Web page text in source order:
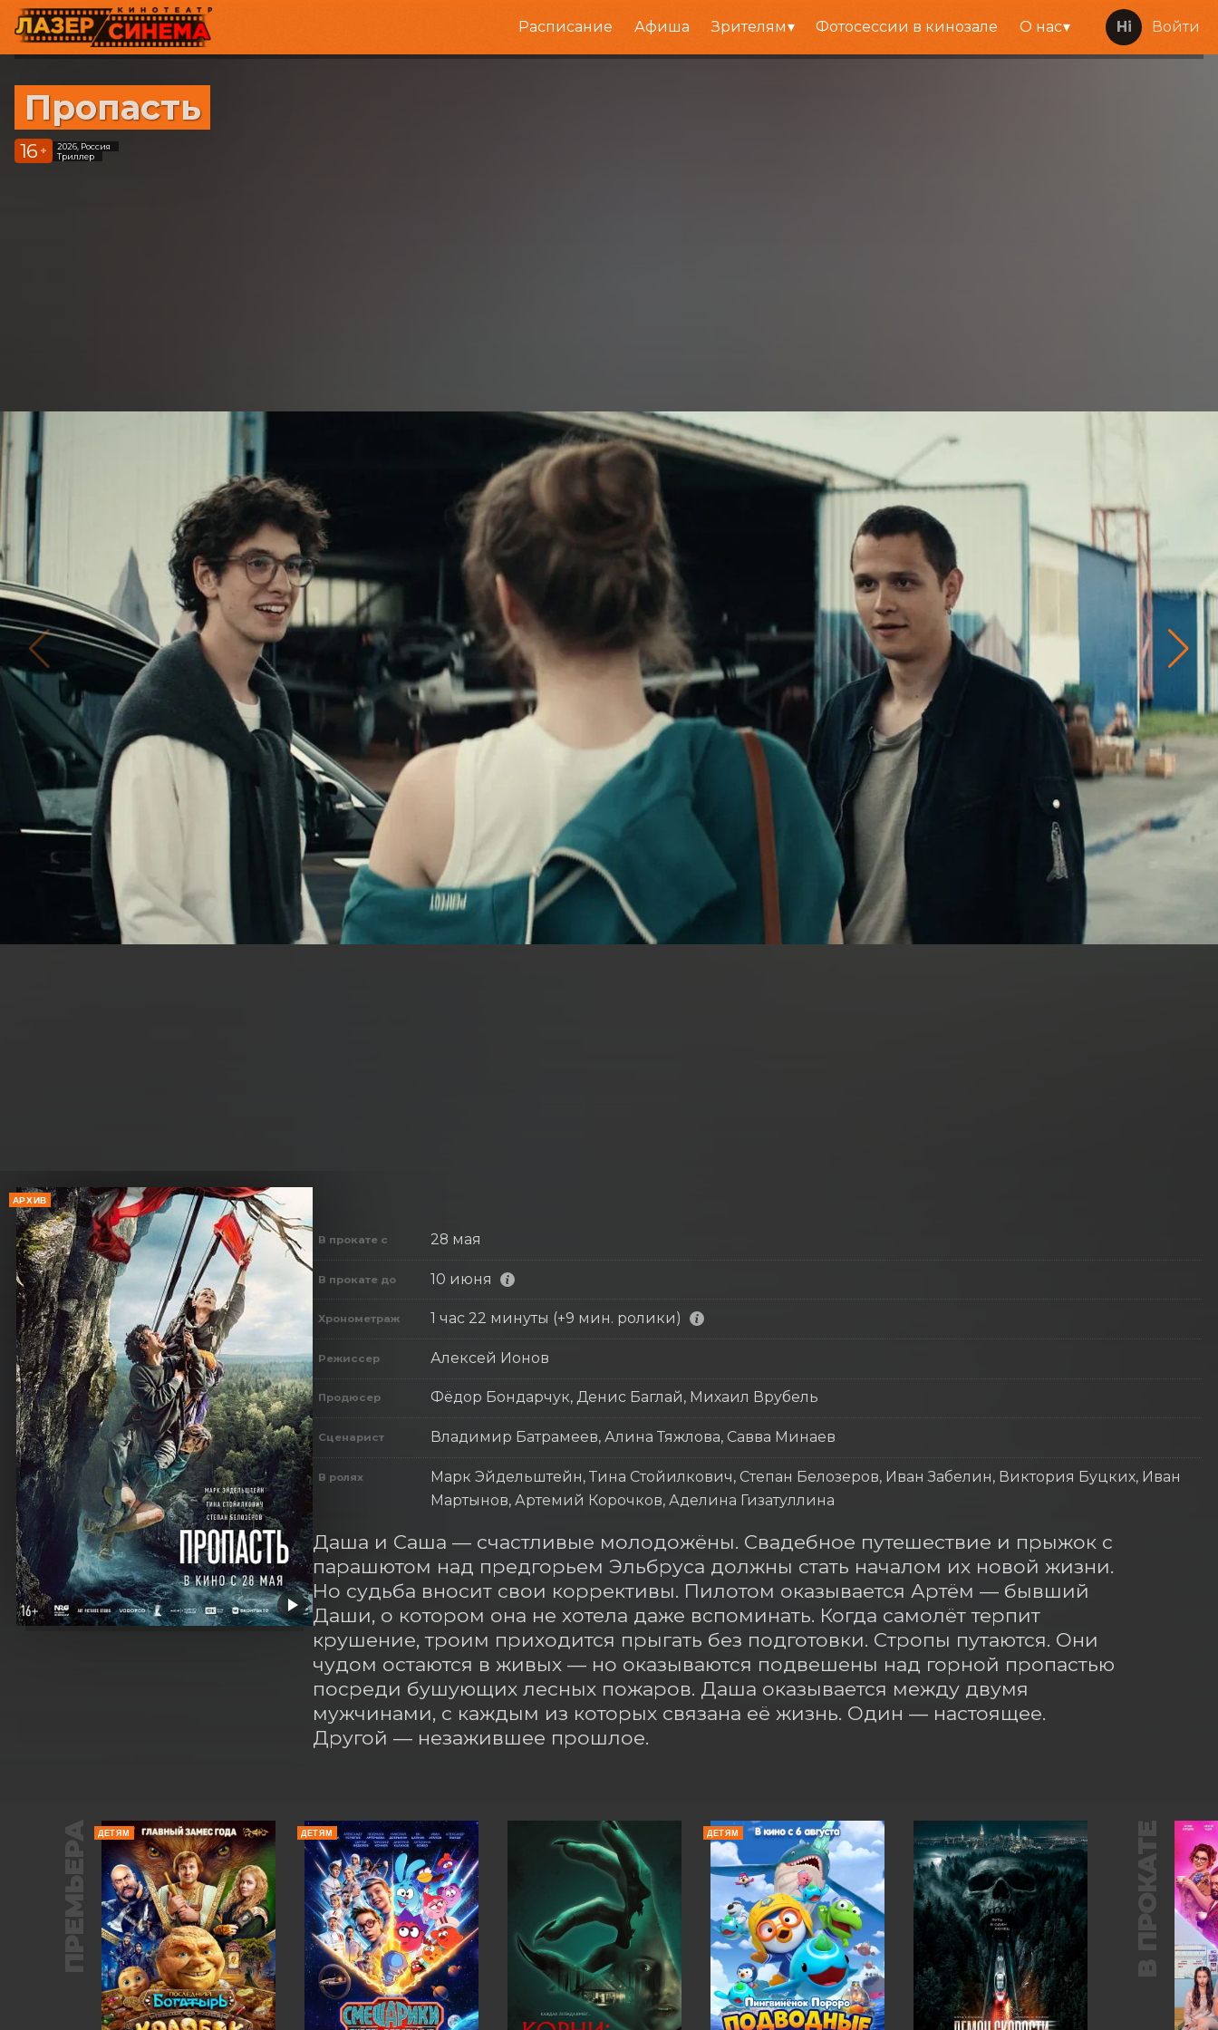
Расписание Афиша Зрителям Фотосессии в кинозале О нас Войти
Пропасть
16 +
2026, Россия
Триллер
АРХИВ
В прокате с 28 мая
В прокате до 10 июня
Хронометраж 1 час 22 минуты (+9 мин. ролики)
Режиссер Алексей Ионов
Продюсер Фёдор Бондарчук, Денис Баглай, Михаил Врубель
Сценарист Владимир Батрамеев, Алина Тяжлова, Савва Минаев
В ролях
Марк Эйдельштейн, Тина Стойилкович, Степан Белозеров, Иван Забелин, Виктория Буцких, Иван
Мартынов, Артемий Корочков, Аделина Гизатуллина
Даша и Саша — счастливые молодожёны. Свадебное путешествие и прыжок с
парашютом над предгорьем Эльбруса должны стать началом их новой жизни.
Но судьба вносит свои коррективы. Пилотом оказывается Артём — бывший
Даши, о котором она не хотела даже вспоминать. Когда самолёт терпит
крушение, троим приходится прыгать без подготовки. Стропы путаются. Они
чудом остаются в живых — но оказываются подвешены над горной пропастью
посреди бушующих лесных пожаров. Даша оказывается между двумя
мужчинами, с каждым из которых связана её жизнь. Один — настоящее.
Другой — незажившее прошлое.
ПРЕМЬЕРА ДЕТЯМ ДЕТЯМ ДЕТЯМ В ПРОКАТЕ